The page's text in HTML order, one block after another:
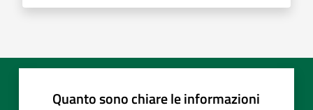
Quanto sono chiare le informazioni